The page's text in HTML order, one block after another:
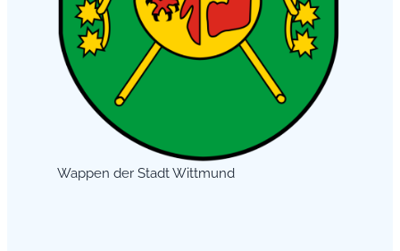
Wappen der Stadt Wittmund